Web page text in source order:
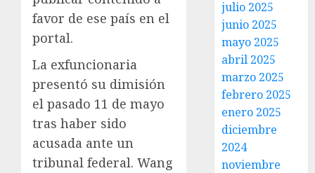
favor de ese país en el
portal.
La exfuncionaria
presentó su dimisión
el pasado 11 de mayo
tras haber sido
acusada ante un
tribunal federal. Wang
julio 2025
junio 2025
mayo 2025
abril 2025
marzo 2025
febrero 2025
enero 2025
diciembre
2024
noviembre